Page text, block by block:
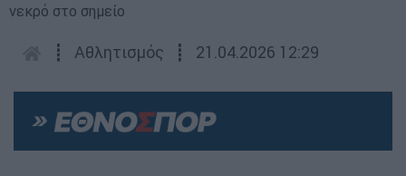
νεκρό στο σημείο
┋ Αθλητισμός ┋ 21.04.2026 12:29